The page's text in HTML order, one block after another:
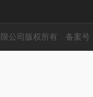
公司版权所有 备案号